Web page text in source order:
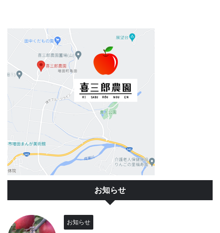
お知らせ
お知らせ